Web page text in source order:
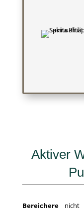
Aktiver
Bereichere nicht